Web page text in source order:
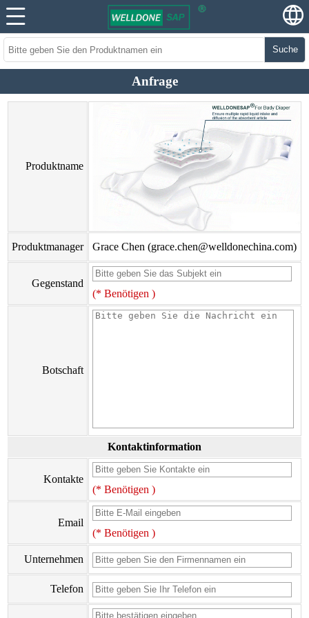
Suche
Anfrage
Produktname
Produktmanager Grace Chen (grace.chen@welldonechina.com)
Gegenstand
(* Benötigen )
Botschaft
Kontaktinformation
Kontakte
(* Benötigen )
Email
(* Benötigen )
Unternehmen
Telefon